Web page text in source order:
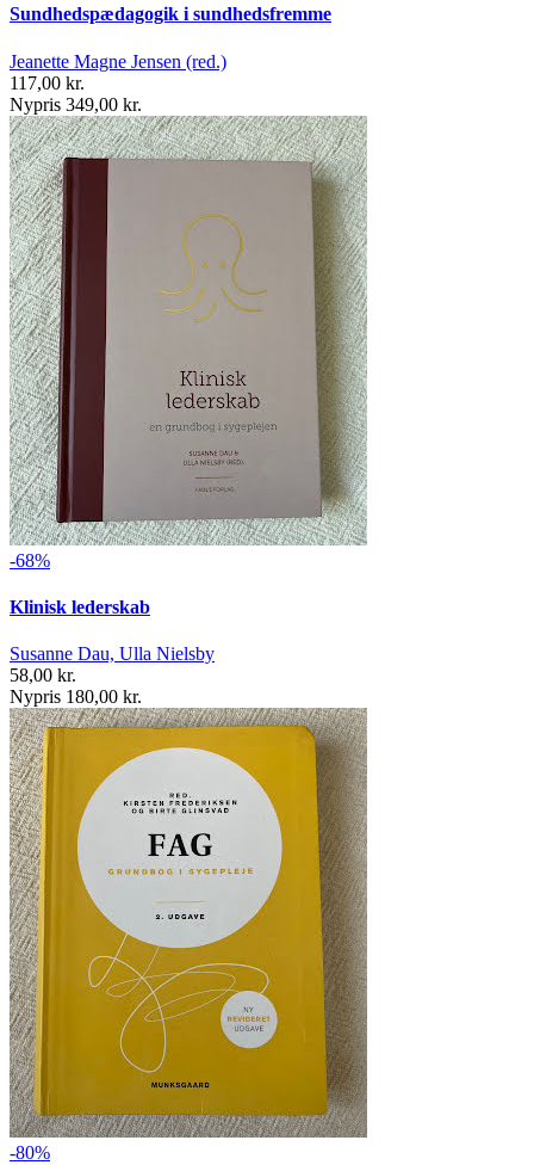
Sundhedspædagogik i sundhedsfremme
Jeanette Magne Jensen (red.)
117,00 kr.
Nypris 349,00 kr.
-68%
Klinisk lederskab
Susanne Dau, Ulla Nielsby
58,00 kr.
Nypris 180,00 kr.
-80%